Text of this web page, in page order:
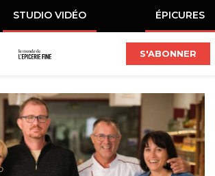
STUDIO VIDÉO ÉPICURES
S'ABONNER